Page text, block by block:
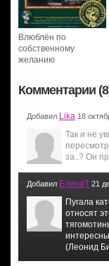
Влюблён по
собственному
желанию
Комментарии
Добавил Lika 18
Так и не
за..? Он
Добавил ЕленаТ 21
Пугала
относят
(Леонид